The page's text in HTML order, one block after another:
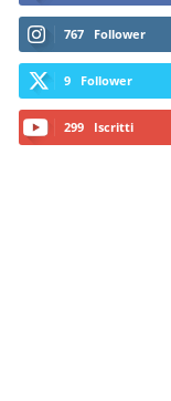
767 Follower
9 Follower
299 Iscritti